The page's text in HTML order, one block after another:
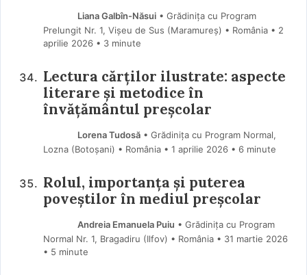
Liana Galbîn-Năsui• Grădinița cu Program
Prelungit Nr. 1, Vișeu de Sus (Maramureş) • România
2
aprilie 2026 • 3 minute
Lectura cărților ilustrate: aspecte
literare și metodice în
învățământul preșcolar
Lorena Tudosă• Grădinița cu Program Normal,
Lozna (Botoşani) • România
1 aprilie 2026 • 6 minute
Rolul, importanța și puterea
poveștilor în mediul preșcolar
Andreia Emanuela Puiu • Grădinița cu Program
Normal Nr. 1, Bragadiru (Ilfov) • România
31 martie 2026
• 5 minute